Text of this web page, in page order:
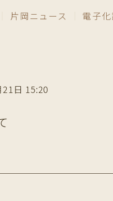
片岡ニュース 電子
日 15:20